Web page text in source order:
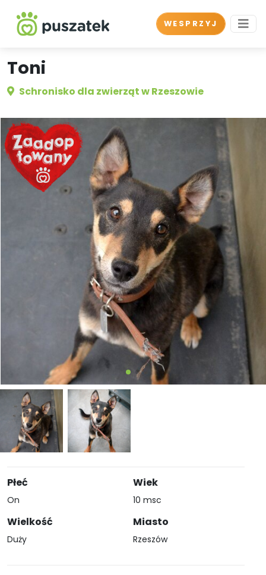
WESPRZYJ
Toni
Schronisko dla zwierząt w Rzeszowie
Płeć
On
Wielkość
Duży
Wiek
10 msc
Miasto
Rzeszów